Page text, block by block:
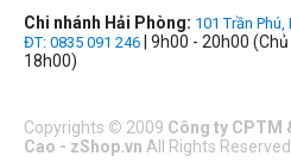
Chi nhánh Hải Phòng: 101 Trần Phú,
ĐT: 0835 091 246 | 9h00 - 20h00
18h00)
Copyrights © 2009 Công ty CPTM
Cao - zShop.vn All Rights Reserved